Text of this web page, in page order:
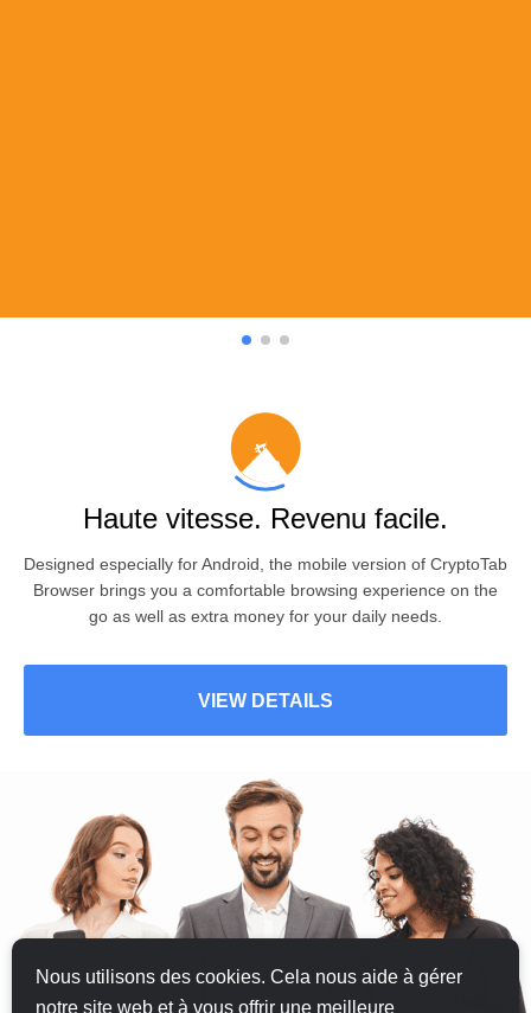
Nous utilisons des cookies. Cela nous aide à gérer
notre site web et à vous offrir une meilleure
Haute vitesse. Revenu facile.
Designed especially forAndroid , the mobile version of CryptoTab
Browser brings you a comfortable browsing experience on the
go as well as extra money for your daily needs.
VIEW DETAILS